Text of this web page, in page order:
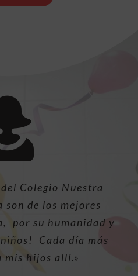
Colegio Nuestra
son de los mejores
por su humanidad y
Cada día más
mis hijos allí.»